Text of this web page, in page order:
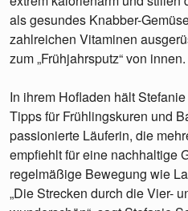
als gesundes Knabber-
zahlreichen Vitaminen
zum „Frühjahrsputz“ von innen.
In ihrem Hofladen hält
Tipps für Frühlingskuren und
passionierte Läuferin, die
empfiehlt für eine nachhaltige
regelmäßige Bewegung wie
„Die Strecken durch die Vier-